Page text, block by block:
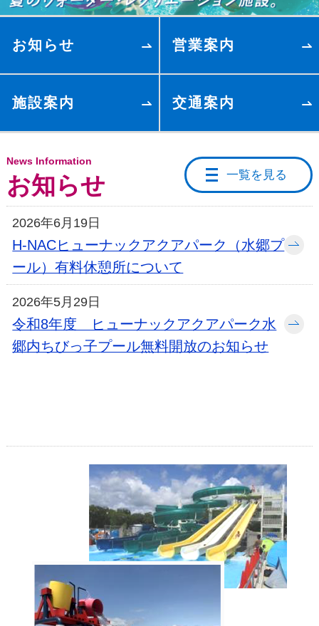
お知らせ 営業案内
施設案内 交通案内
News Information
お知らせ
2026年6月19日
H-NACヒューナックアクアパーク（水郷プ
ール）有料休憩所について
2026年5月29日
令和8年度 ヒューナックアクアパーク水
郷内ちびっ子プール無料開放のお知らせ
一覧を見る